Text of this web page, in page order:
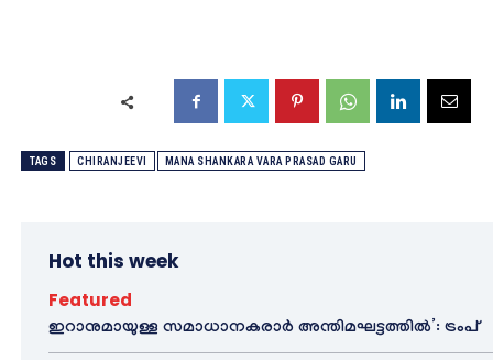
TAGS CHIRANJEEVI MANA SHANKARA VARA PRASAD GARU
Hot this week
Featured
ഇറാനുമായുള്ള സമാധാനകരാർ അന്തിമഘട്ടത്തിൽ‌’: ട്രംപ്